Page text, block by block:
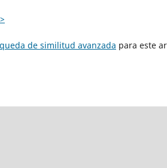
de similitud avanzada para este